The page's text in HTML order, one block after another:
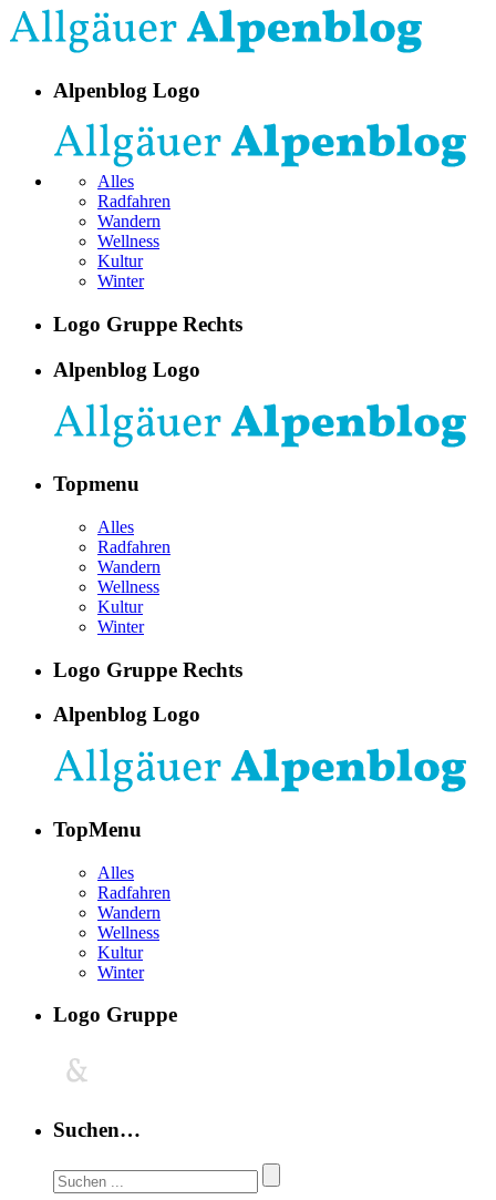
Alpenblog Logo
Alles
Radfahren
Wandern
Wellness
Kultur
Winter
Logo Gruppe Rechts
Alpenblog Logo
Topmenu
Alles
Radfahren
Wandern
Wellness
Kultur
Winter
Logo Gruppe Rechts
Alpenblog Logo
TopMenu
Alles
Radfahren
Wandern
Wellness
Kultur
Winter
Logo Gruppe
Suchen…